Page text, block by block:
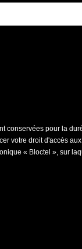
conservées pour la
votre droit d'accès
« Bloctel », sur